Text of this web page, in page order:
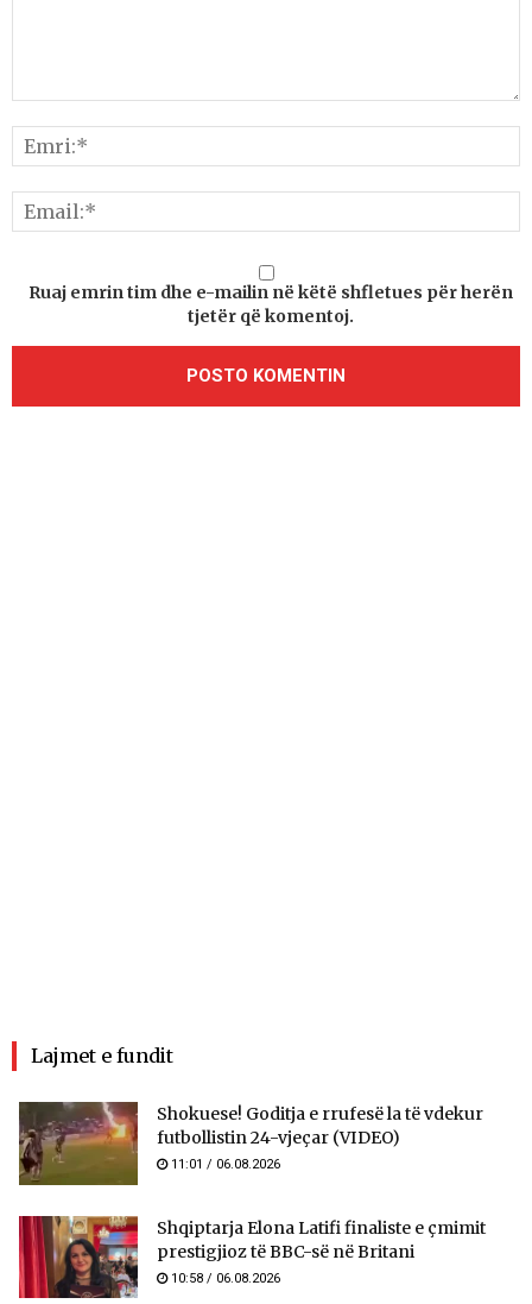
Ruaj emrin tim dhe e-mailin në këtë shfletues për herën
tjetër që komentoj.
Lajmet e fundit
Shokuese! Goditja e rrufesë la të vdekur
futbollistin 24-vjeçar (VIDEO)
11:01 / 06.08.2026
Shqiptarja Elona Latifi finaliste e çmimit
prestigjioz të BBC-së në Britani
10:58 / 06.08.2026